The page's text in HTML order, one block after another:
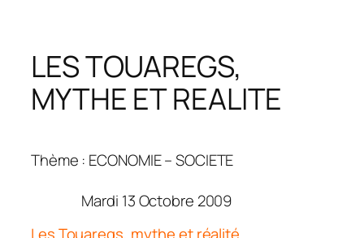
LES TOUAREGS,
MYTHE ET REALITE
Thème : ECONOMIE – SOCIETE
Mardi 13 Octobre 2009